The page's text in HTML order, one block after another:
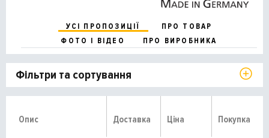
УСІ ПРОПОЗИЦІЇ
ПРО ТОВАР
ФОТО І ВІДЕО
ПРО ВИРОБНИКА
Фільтри та сортування
Опис Доставка Ціна Покупка